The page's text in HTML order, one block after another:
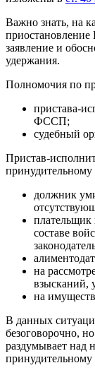
Важно знать, на
приостановление
заявление и
удержания.
Полномочия по
пристава-
ФССП;
судебный
Пристав-
должник
плательщик
составе
на
взысканий,
на
В данных
безоговорочно,
раздумывает над